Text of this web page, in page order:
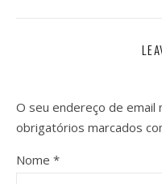
O seu endereço de email
obrigatórios marcados
Nome *